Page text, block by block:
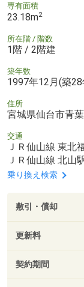
専有面積
23.18m2
所在階 / 階数
1階 / 2階建
築年数
1997年12月(築
住所
宮城県仙台市青
交通
ＪＲ仙山線 東北
ＪＲ仙山線 北山
乗り換え検索
敷引・償却
更新料
契約期間